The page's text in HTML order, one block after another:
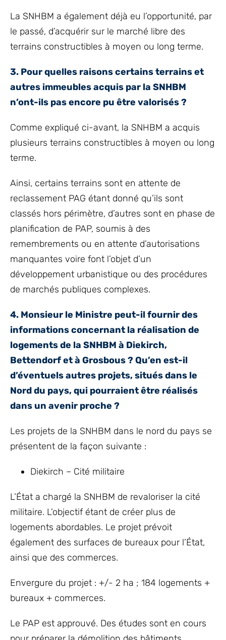
La SNHBM a également déjà eu l’opportunité, par
le passé, d’acquérir sur le marché libre des
terrains constructibles à moyen ou long terme.
3. Pour quelles raisons certains terrains et
autres immeubles acquis par la SNHBM
n’ont-ils pas encore pu être valorisés ?
Comme expliqué ci-avant, la SNHBM a acquis
plusieurs terrains constructibles à moyen ou long
terme.
Ainsi, certains terrains sont en attente de
reclassement PAG étant donné qu’ils sont
classés hors périmètre, d’autres sont en phase de
planification de PAP, soumis à des
remembrements ou en attente d’autorisations
manquantes voire font l’objet d’un
développement urbanistique ou des procédures
de marchés publiques complexes.
4. Monsieur le Ministre peut-il fournir des
informations concernant la réalisation de
logements de la SNHBM à Diekirch,
Bettendorf et à Grosbous ? Qu’en est-il
d’éventuels autres projets, situés dans le
Nord du pays, qui pourraient être réalisés
dans un avenir proche ?
Les projets de la SNHBM dans le nord du pays se
présentent de la façon suivante :
Diekirch – Cité militaire
L’État a chargé la SNHBM de revaloriser la cité
militaire. L’objectif étant de créer plus de
logements abordables. Le projet prévoit
également des surfaces de bureaux pour l’État,
ainsi que des commerces.
Envergure du projet : +/- 2 ha ; 184 logements +
bureaux + commerces.
Le PAP est approuvé. Des études sont en cours